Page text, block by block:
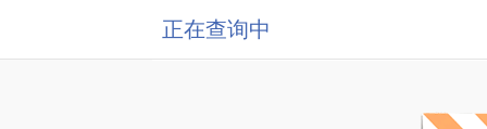
正在查询中